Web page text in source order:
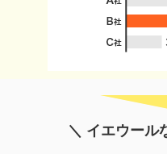
＼ イエウール